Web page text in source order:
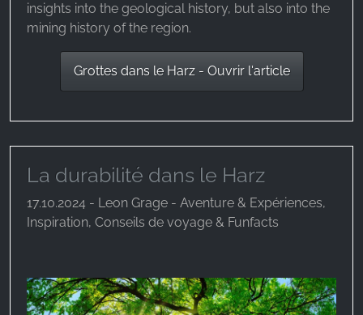
insights into the geological history, but also into the
mining history of the region.
Grottes dans le Harz - Ouvrir l'article
La durabilité dans le Harz
17.10.2024 - Leon Grage - Aventure & Expériences,
Inspiration, Conseils de voyage & Funfacts